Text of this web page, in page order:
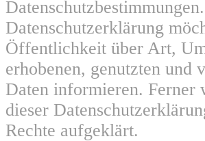
Datenschutzerklärung
Öffentlichkeit über Art,
erhobenen, genutzten und
Daten informieren. Ferner
dieser
Rechte aufgeklärt.